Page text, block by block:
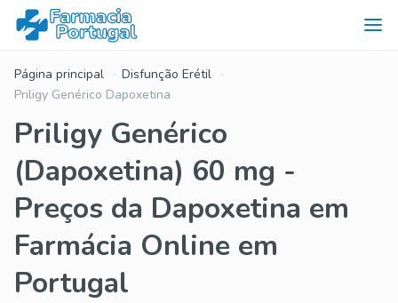
Página principal
Disfunção Erétil
Priligy Genérico Dapoxetina
Priligy Genérico
(Dapoxetina) 60 mg -
Preços da Dapoxetina em
Farmácia Online em
Portugal